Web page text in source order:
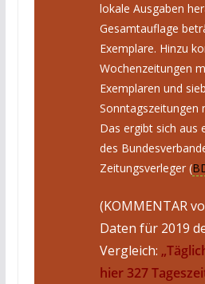
lokale Ausgaben
Gesamtauflage
Exemplare. Hinzu
Wochenzeitungen
Exemplaren und
Sonntagszeitungen
Das ergibt sich aus
des
Zeitungsverleger (
(KOMMENTAR
Daten für 2019
Vergleich:
hier 327